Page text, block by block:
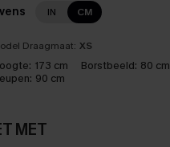
IN CM
Draagmaat: XS
173 cm Borstbeeld: 80 cm
90 cm
MET